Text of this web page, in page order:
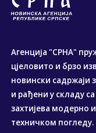
Агенција "СРНА"
цјеловито и брзо
новински садржаји
и рађени у складу
захтијева модерно
техничком погледу.